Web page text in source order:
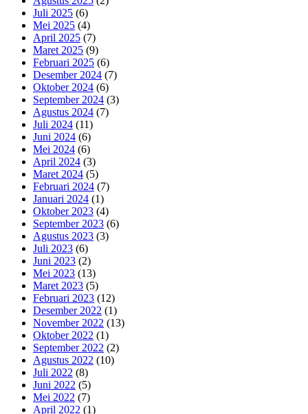
Juli 2025 (6)
Mei 2025 (4)
April 2025 (7)
Maret 2025 (9)
Februari 2025 (6)
Desember 2024 (7)
Oktober 2024 (6)
September 2024 (3)
Agustus 2024 (7)
Juli 2024 (11)
Juni 2024 (6)
Mei 2024 (6)
April 2024 (3)
Maret 2024 (5)
Februari 2024 (7)
Januari 2024 (1)
Oktober 2023 (4)
September 2023 (6)
Agustus 2023 (3)
Juli 2023 (6)
Juni 2023 (2)
Mei 2023 (13)
Maret 2023 (5)
Februari 2023 (12)
Desember 2022 (1)
November 2022 (13)
Oktober 2022 (1)
September 2022 (2)
Agustus 2022 (10)
Juli 2022 (8)
Juni 2022 (5)
Mei 2022 (7)
April 2022 (1)